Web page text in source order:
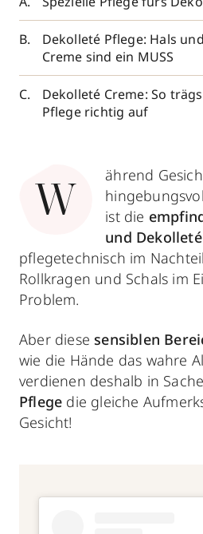
Dekolleté Pflege: Hals
Creme sind ein MUSS
Dekolleté Creme: So
Pflege richtig auf
W
ährend
ist die
und Dekolleté
pflegetechnisch im
Rollkragen und Schals im
Problem.
Aber diese sensiblen
wie die Hände das wahre
verdienen deshalb in
Pflege die gleiche
Gesicht!